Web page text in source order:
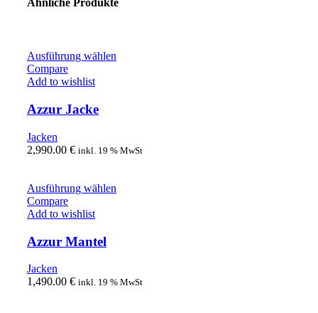
Ähnliche Produkte
Ausführung wählen
Compare
Add to wishlist
Azzur Jacke
Jacken
2,990.00 € inkl. 19 % MwSt
Ausführung wählen
Compare
Add to wishlist
Azzur Mantel
Jacken
1,490.00 € inkl. 19 % MwSt